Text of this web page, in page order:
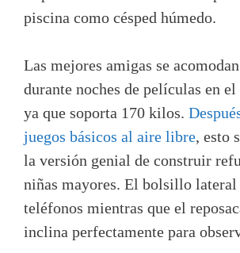
piscina como césped húmedo.
Las mejores amigas se
durante noches de películas en
ya que soporta 170 kilos.
juegos básicos al aire libre, esto
la versión genial de construir
niñas mayores. El bolsillo lateral
teléfonos mientras que el
inclina perfectamente para